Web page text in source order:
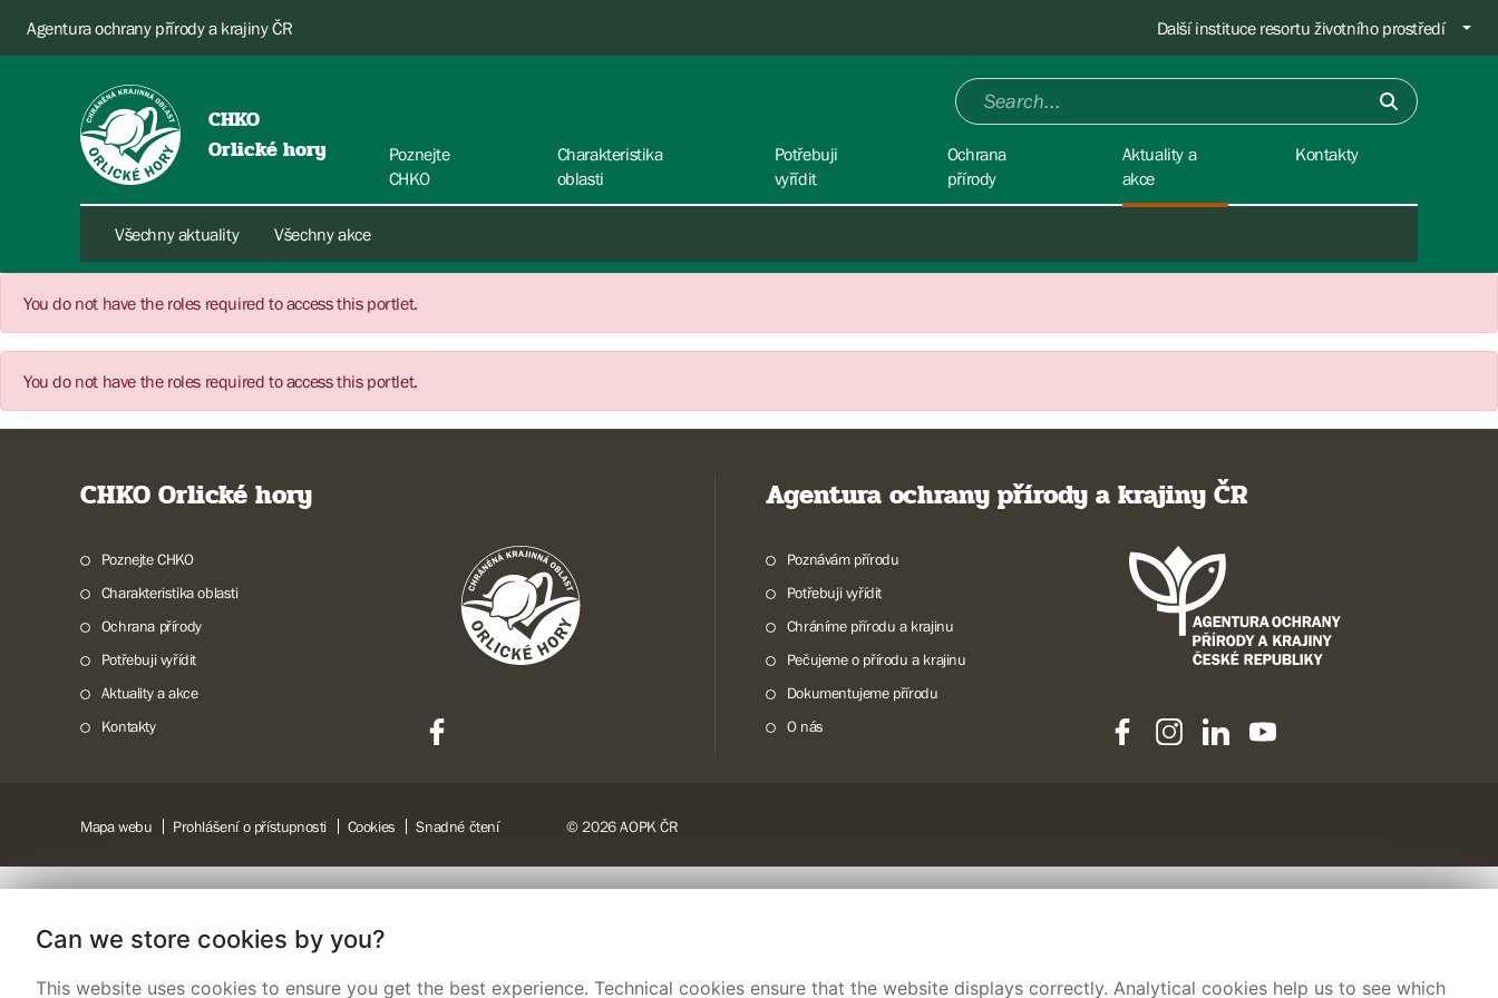
Agentura ochrany přírody a krajiny ČR Další instituce resortu životního prostředí
CHKO
Orlické hory
Poznejte
CHKO
Charakteristika
oblasti
Potřebuji
vyřídit
Ochrana
přírody
Aktuality a
akce
Všechny aktuality Všechny akce
Kontakty
You do not have the roles required to access this portlet.
You do not have the roles required to access this portlet.
CHKO Orlické hory
Poznejte CHKO
Charakteristika oblasti
Ochrana přírody
Potřebuji vyřídit
Aktuality a akce
Kontakty
Agentura ochrany přírody a krajiny ČR
Poznávám přírodu
Potřebuji vyřídit
Chráníme přírodu a krajinu
Pečujeme o přírodu a krajinu
Dokumentujeme přírodu
O nás
Mapa webu Prohlášení o přístupnosti Cookies Snadné čtení © 2026 AOPK ČR
Can we store cookies by you?
This website uses cookies to ensure you get the best experience. Technical cookies ensure that the website displays correctly. Analytical cookies help us to see which